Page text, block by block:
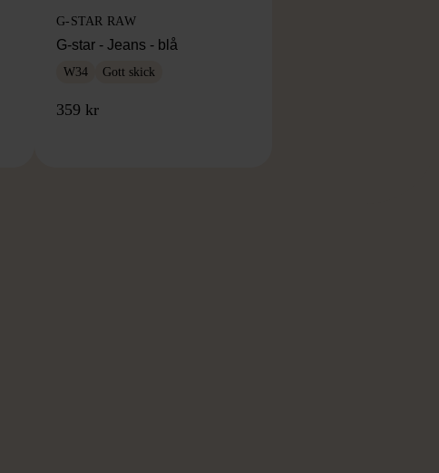
G-STAR RAW
G-star - Jeans - blå
W34 Gott skick
359 kr